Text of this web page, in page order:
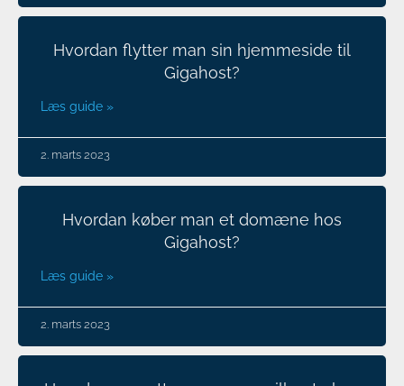
Hvordan flytter man sin hjemmeside til
Gigahost?
Læs guide »
2. marts 2023
Hvordan køber man et domæne hos
Gigahost?
Læs guide »
2. marts 2023